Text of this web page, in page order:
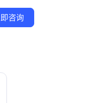
咨询